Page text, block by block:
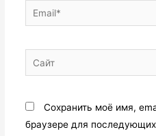
Сохранить моё имя,
браузере для